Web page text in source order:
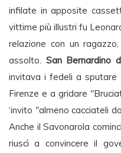
infilate in apposite
vittime più illustri fu
relazione con un
assolto. San Bernardino
invitava i fedeli a sputare
Firenze e a gridare
‘invito "almeno cacciateli
Anche il Savonarola
riuscì a convincere il